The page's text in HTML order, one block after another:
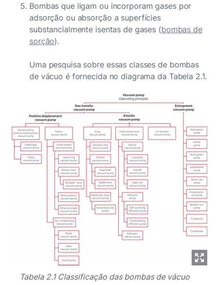
Bombas que ligam ou incorporam gases por
adsorção ou absorção a superfícies
substancialmente isentas de gases (bombas de
sorção).
Uma pesquisa sobre essas classes de bombas
de vácuo é fornecida no diagrama da Tabela 2.1.
Tabela 2.1 Classificação das bombas de vácuo